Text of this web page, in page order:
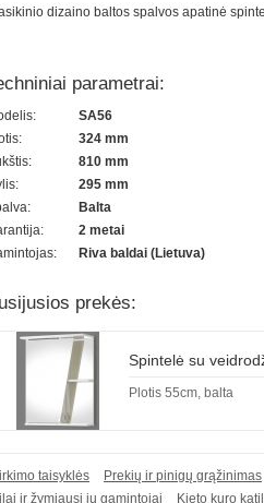
dizaino baltos spalvos apatinė
parametrai:
SA56
324 mm
810 mm
295 mm
Balta
2 metai
Riva baldai (Lietuva)
prekės:
Spintelė su
Plotis 55cm, balta
taisyklės
Prekių ir pinigų grąžinimas
ir žymiausi jų gamintojai Kieto kuro